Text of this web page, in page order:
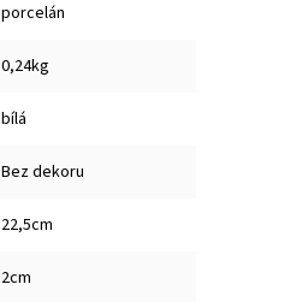
porcelán
0,24kg
bílá
Bez dekoru
22,5cm
2cm